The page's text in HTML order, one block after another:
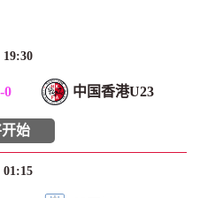
19:30
-0 中国香港U23
开始
01:15